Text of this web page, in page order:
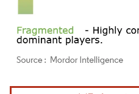
画像 © Mordor Intelligence。再利用に